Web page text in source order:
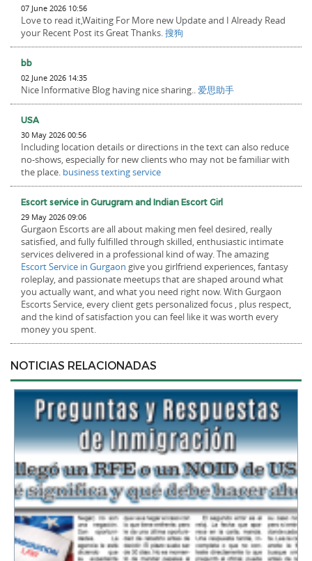
07 June 2026 10:56
Love to read it,Waiting For More new Update and I Already Read
your Recent Post its Great Thanks. 搜狗
bb
02 June 2026 14:35
Nice Informative Blog having nice sharing.. 爱思助手
USA
30 May 2026 00:56
Including location details or directions in the text can also reduce
no-shows, especially for new clients who may not be familiar with
the place. business texting service
Escort service in Gurugram and Indian Escort Girl
29 May 2026 09:06
Gurgaon Escorts are all about making men feel desired, really
satisfied, and fully fulfilled through skilled, enthusiastic intimate
services delivered in a professional kind of way. The amazing
Escort Service in Gurgaon give you girlfriend experiences, fantasy
roleplay, and passionate meetups that are shaped around what
you actually want, and what you need right now. With Gurgaon
Escorts Service, every client gets personalized focus , plus respect,
and the kind of satisfaction you can feel like it was worth every
money you spent.
NOTICIAS RELACIONADAS